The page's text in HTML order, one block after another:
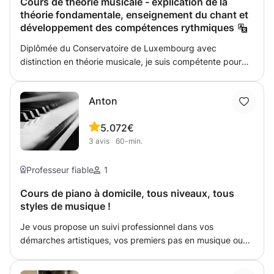
théorie fondamentale, enseignement du chant et
développement des compétences rythmiques
Diplômée du Conservatoire de Luxembourg avec
distinction en théorie musicale, je suis compétente pour
examens d'entrée au Conservatoire ou aux écoles de
musique, tout en expliquant la théorie fondamentale, en
enseignant le chant et en développant les compétences
rythmiques.
Anton
5.0
3 avis
72€
60-min.
Professeur fiable 1
Cours de piano à domicile, tous niveaux, tous
styles de musique !
Je vous propose un suivi professionnel dans vos
démarches artistiques, vos premiers pas en musique ou